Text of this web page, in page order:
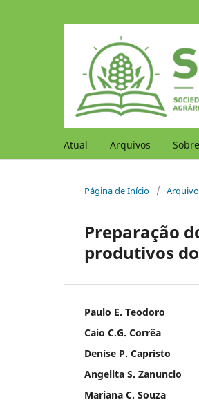
Atual Arquivos Sobre
Página de Início /
Preparação
produtivos
Paulo E. Teodoro
Caio C.G. Corrêa
Denise P. Capristo
Angelita S. Zanuncio
Mariana C. Souza